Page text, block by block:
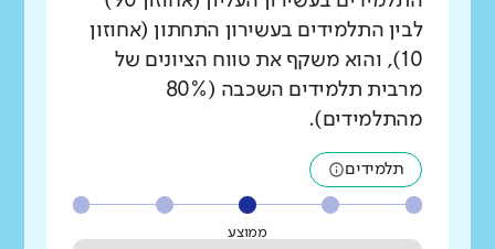
לבין התלמידים בעשירון התחתון (אחוזון
10), והוא משקף את טווח הציונים של
מרבית תלמידים השכבה (80%
מהתלמידים).
תלמידים
ממוצע